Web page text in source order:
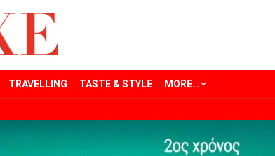
TRAVELLING TASTE & STYLE MORE…